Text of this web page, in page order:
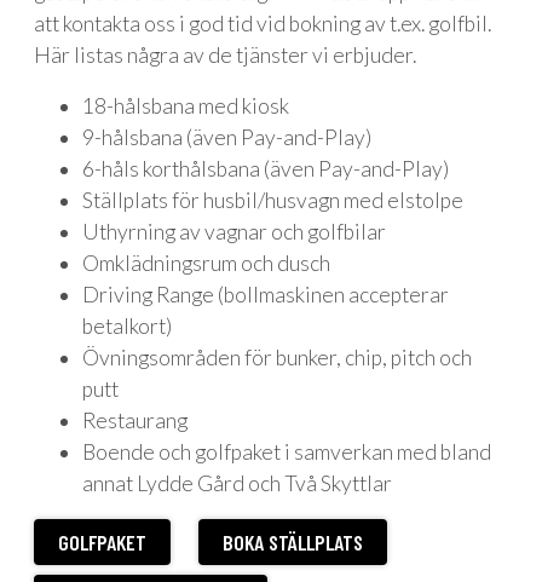
att kontakta oss i god tid vid bokning av t.ex. golfbil.
Här listas några av de tjänster vi erbjuder.
18-hålsbana med kiosk
9-hålsbana (även Pay-and-Play)
6-håls korthålsbana (även Pay-and-Play)
Ställplats för husbil/husvagn med elstolpe
Uthyrning av vagnar och golfbilar
Omklädningsrum och dusch
Driving Range (bollmaskinen accepterar
betalkort)
Övningsområden för bunker, chip, pitch och
putt
Restaurang
Boende och golfpaket i samverkan med bland
annat Lydde Gård och Två Skyttlar
GOLFPAKET BOKA STÄLLPLATS